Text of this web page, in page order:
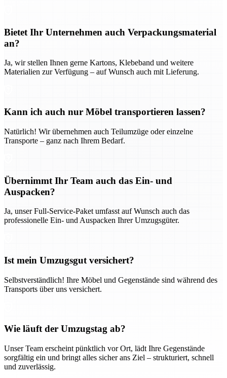
Bietet Ihr Unternehmen auch Verpackungsmaterial
an?
Ja, wir stellen Ihnen gerne Kartons, Klebeband und weitere
Materialien zur Verfügung – auf Wunsch auch mit Lieferung.
Kann ich auch nur Möbel transportieren lassen?
Natürlich! Wir übernehmen auch Teilumzüge oder einzelne
Transporte – ganz nach Ihrem Bedarf.
Übernimmt Ihr Team auch das Ein- und
Auspacken?
Ja, unser Full-Service-Paket umfasst auf Wunsch auch das
professionelle Ein- und Auspacken Ihrer Umzugsgüter.
Ist mein Umzugsgut versichert?
Selbstverständlich! Ihre Möbel und Gegenstände sind während des
Transports über uns versichert.
Wie läuft der Umzugstag ab?
Unser Team erscheint pünktlich vor Ort, lädt Ihre Gegenstände
sorgfältig ein und bringt alles sicher ans Ziel – strukturiert, schnell
und zuverlässig.